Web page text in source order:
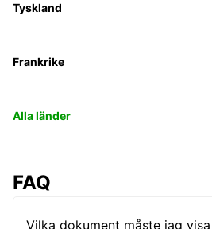
Tyskland
Frankrike
Alla länder
FAQ
Vilka dokument måste jag